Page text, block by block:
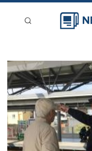
新聞稿分類
登入
刊登